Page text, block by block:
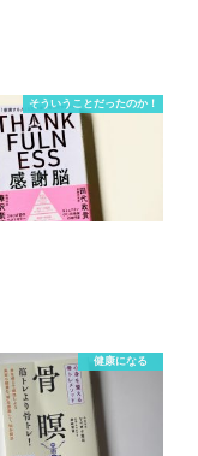
そういうことだったのか！
健康になる